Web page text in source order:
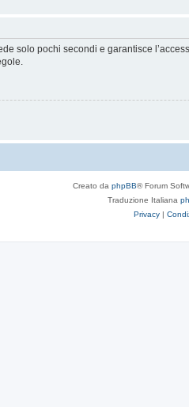
solo pochi secondi e garantisce
Creato da phpBB® Forum
Traduzione Italiana
Privacy |